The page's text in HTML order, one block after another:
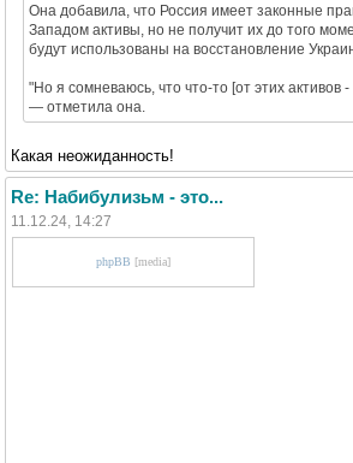
Она добавила, что Россия имеет законные
Западом активы, но не получит их до того
будут использованы на восстановление
"Но я сомневаюсь, что что-то [от этих активов
— отметила она.
Какая неожиданность!
Re: Набибулизьм - это...
11.12.24, 14:27
phpBB [media]